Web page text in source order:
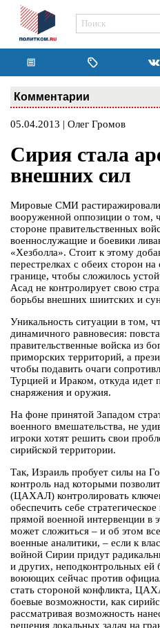
Комментарии
05.04.2013 | Олег Громов
Сирия стала
внешних сил
Мировые СМИ растиражировали
вооруженной оппозиции о том,
стороне правительственных
военнослужащие и боевики
«Хезболла». Стоит к этому
перестрелках с обеих сторон на
границе, чтобы сложилось
Асад не контролирует свою
борьбы внешних шиитских и
Уникальность ситуации в том,
динамичного равновесия:
правительственные войска из
приморских территорий, а
чтобы подавить очаги
Турцией и Ираком, откуда идет
снаряжения и оружия.
На фоне принятой Западом
военного вмешательства, не
игроки хотят решить свои
сирийской территории.
Так, Израиль пробует силы на
контроль над которыми
(ЦАХАЛ) контролировать
обеспечить себе
прямой военной интервенции в
может сложиться – и об этом
военные аналитики, – если к
войной Сирии придут
и других, неподконтрольных ей
воюющих сейчас против
стать стороной конфликта,
боевые возможности, как
рассматривая возможность
решения локальных задач на